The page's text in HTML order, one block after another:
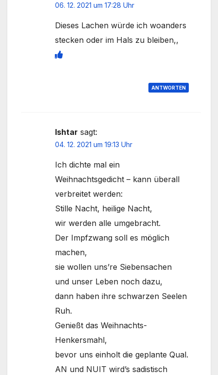
06. 12. 2021 um 17:28 Uhr
Dieses Lachen würde ich woanders
stecken oder im Hals zu bleiben,,
ANTWORTEN
Ishtar sagt:
04. 12. 2021 um 19:13 Uhr
Ich dichte mal ein
Weihnachtsgedicht – kann überall
verbreitet werden:
Stille Nacht, heilige Nacht,
wir werden alle umgebracht.
Der Impfzwang soll es möglich
machen,
sie wollen uns’re Siebensachen
und unser Leben noch dazu,
dann haben ihre schwarzen Seelen
Ruh.
Genießt das Weihnachts-
Henkersmahl,
bevor uns einholt die geplante Qual.
AN und NUIT wird’s sadistisch